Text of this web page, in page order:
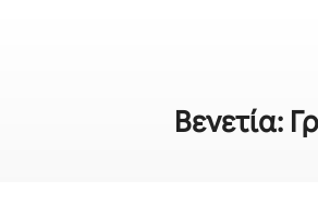
Βενετία: